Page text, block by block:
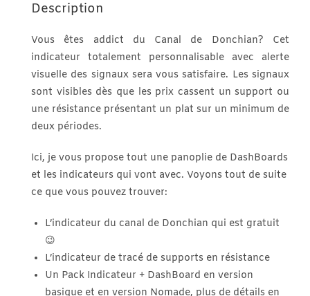
Description
Vous êtes addict du Canal de Donchian? Cet
indicateur totalement personnalisable avec alerte
visuelle des signaux sera vous satisfaire. Les signaux
sont visibles dès que les prix cassent un support ou
une résistance présentant un plat sur un minimum de
deux périodes.
Ici, je vous propose tout une panoplie de DashBoards
et les indicateurs qui vont avec. Voyons tout de suite
ce que vous pouvez trouver:
L’indicateur du canal de Donchian qui est gratuit
😉
L’indicateur de tracé de supports en résistance
Un Pack Indicateur + DashBoard en version
basique et en version Nomade, plus de détails en